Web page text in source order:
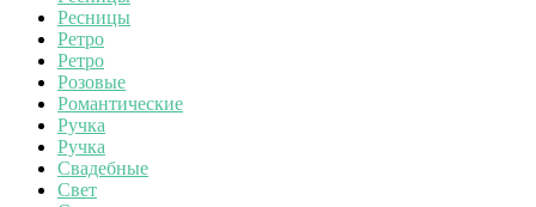
Ресницы
Ретро
Ретро
Розовые
Романтические
Ручка
Ручка
Свадебные
Свет